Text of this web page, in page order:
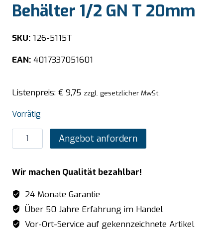
Behälter 1/2 GN T 20mm
SKU: 126-5115T
EAN: 4017337051601
Listenpreis: € 9,75 zzgl. gesetzlicher MwSt.
Vorrätig
SARO
TOP
GN-
Behälter
1/2
GN
T
Angebot anfordern
Wir machen Qualität bezahlbar!
24 Monate Garantie
Über 50 Jahre Erfahrung im Handel
Vor-Ort-Service auf gekennzeichnete Artikel